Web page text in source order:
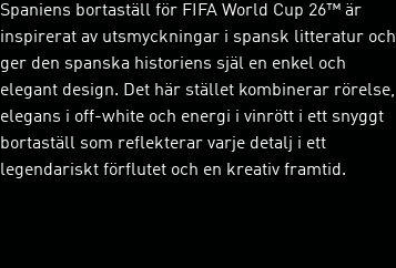
Spaniens bortaställ för FIFA World Cup 26™ är
inspirerat av utsmyckningar i spansk litteratur och
ger den spanska historiens själ en enkel och
elegant design. Det här stället kombinerar rörelse,
elegans i off-white och energi i vinrött i ett snyggt
bortaställ som reflekterar varje detalj i ett
legendariskt förflutet och en kreativ framtid.